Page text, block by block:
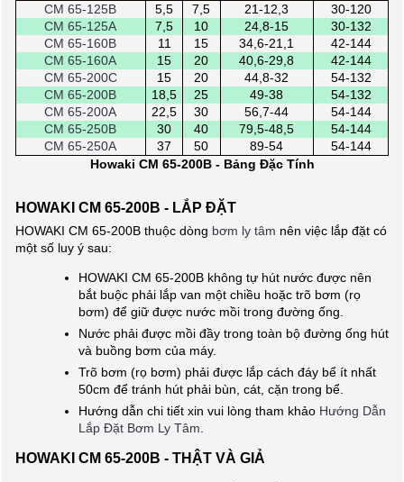
CM 65-125B
5,5 7,5 21-12,3
30-120
CM 65-125A
7,5 10 24,8-15
30-132
CM 65-160B
11 15 34,6-21,1
42-144
CM 65-160A
15 20 40,6-29,8
42-144
CM 65-200C
15 20 44,8-32
54-132
CM 65-200B
18,5 25 49-38
54-132
CM 65-200A
22,5 30 56,7-44
54-144
CM 65-250B
30 40 79,5-48,5
54-144
CM 65-250A
37 50 89-54
54-144
Howaki CM 65-200B - Bảng Đặc Tính
HOWAKI CM 65-200B - LẮP ĐẶT
HOWAKI CM 65-200B thuộc dòng bơm ly tâm nên việc lắp đặt có
một số luy ý sau:
HOWAKI CM 65-200B không tự hút nước được nên
bắt buộc phải lắp van một chiều hoặc trõ bơm (rọ
bơm) để giữ được nước mồi trong đường ống.
Nước phải được mồi đầy trong toàn bộ đường ống hút
và buồng bơm của máy.
Trõ bơm (rọ bơm) phải được lắp cách đáy bể ít nhất
50cm để tránh hút phải bùn, cát, cặn trong bể.
Hướng dẫn chi tiết xin vui lòng tham khảo Hướng Dẫn
Lắp Đặt Bơm Ly Tâm
HOWAKI CM 65-200B - THẬT VÀ GIẢ